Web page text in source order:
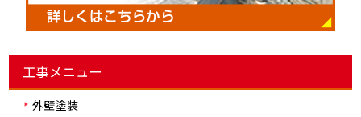
工事メニュー
外壁塗装